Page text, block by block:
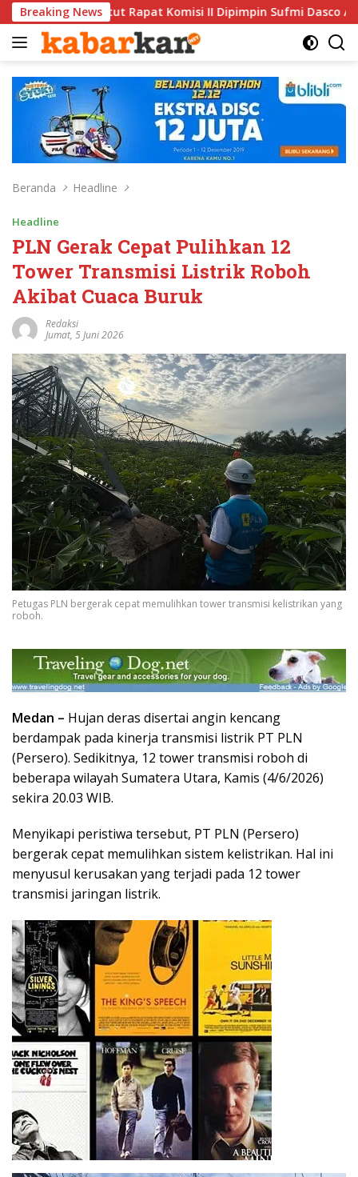
Langsung
ke
konten
Breaking News
Komisi II Dipimpin Sufmi Dasco Ahmad Jalin
Beranda Headline
Headline
PLN Gerak Cepat Pulihkan 12
Tower Transmisi Listrik Roboh
Akibat Cuaca Buruk
Redaksi
Jumat, 5 Juni 2026
Petugas PLN bergerak cepat memulihkan tower transmisi kelistrikan yang
roboh.
Medan – Hujan deras disertai angin kencang
berdampak pada kinerja transmisi listrik PT PLN
(Persero). Sedikitnya, 12 tower transmisi roboh di
beberapa wilayah Sumatera Utara, Kamis (4/6/2026)
sekira 20.03 WIB.
Menyikapi peristiwa tersebut, PT PLN (Persero)
bergerak cepat memulihkan sistem kelistrikan. Hal ini
menyusul kerusakan yang terjadi pada 12 tower
transmisi jaringan listrik.